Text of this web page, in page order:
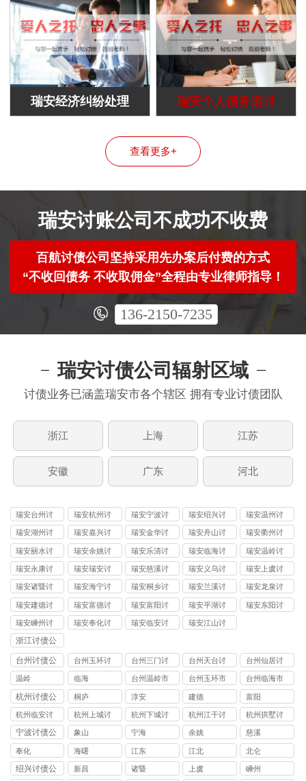
瑞安经济纠纷处理 瑞安个人债务追讨
查看更多+
瑞安讨账公司不成功不收费
百航讨债公司坚持采用先办案后付费的方式
“不收回债务 不收取佣金”全程由专业律师指导！
136-2150-7235
瑞安讨债公司辐射区域
讨债业务已涵盖瑞安市各个辖区 拥有专业讨债团队
浙江 上海 江苏
安徽 广东 河北
瑞安台州讨
债
瑞安杭州讨
债
瑞安宁波讨
债
瑞安绍兴讨
债
瑞安温州讨
债
瑞安湖州讨
债
瑞安嘉兴讨
债
瑞安金华讨
债
瑞安舟山讨
债
瑞安衢州讨
债
瑞安丽水讨
债
瑞安余姚讨
债
瑞安乐清讨
债
瑞安临海讨
债
瑞安温岭讨
债
瑞安永康讨
债
瑞安瑞安讨
债
瑞安慈溪讨
债
瑞安义乌讨
债
瑞安上虞讨
债
瑞安诸暨讨
债
瑞安海宁讨
债
瑞安桐乡讨
债
瑞安兰溪讨
债
瑞安龙泉讨
债
瑞安建德讨
债
瑞安富德讨
债
瑞安富阳讨
债
瑞安平湖讨
债
瑞安东阳讨
瑞安嵊州讨
债
瑞安奉化讨
瑞安临安讨
瑞安江山讨
浙江讨债公
司
台州讨债公
司
台州玉环讨
债公司
台州三门讨
债公司
台州天台讨
债公司
台州仙居讨
债公司
温岭 临海
台州温岭市
讨债公司
台州玉环市
讨债公司
台州临海市
讨债公司
杭州讨债公
司
桐庐 淳安 建德 富阳
杭州临安讨
债公司
杭州上城讨
债公司
杭州下城讨
债公司
杭州江干讨
债公司
杭州拱墅讨
债公司
宁波讨债公
司
象山 宁海 余姚 慈溪
奉化 海曙 江东 江北 北仑
绍兴讨债公
新昌 诸暨 上虞 嵊州